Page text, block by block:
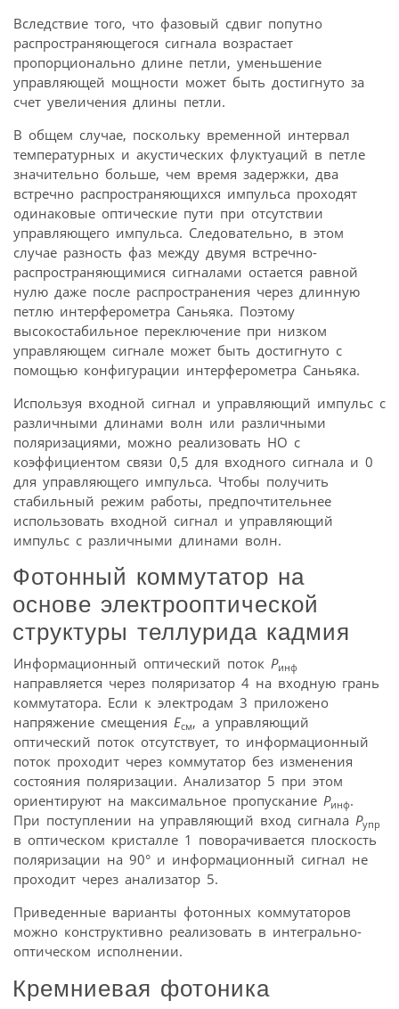
Вследствие того, что фазовый сдвиг попутно
распространяющегося сигнала возрастает
пропорционально длине петли, уменьшение
управляющей мощности может быть достигнуто за
счет увеличения длины петли.
В общем случае, поскольку временной интервал
температурных и акустических флуктуаций в петле
значительно больше, чем время задержки, два
встречно распространяющихся импульса проходят
одинаковые оптические пути при отсутствии
управляющего импульса. Следовательно, в этом
случае разность фаз между двумя встречно-
распространяющимися сигналами остается равной
нулю даже после распространения через длинную
петлю интерферометра Саньяка. Поэтому
высокостабильное переключение при низком
управляющем сигнале может быть достигнуто с
помощью конфигурации интерферометра Саньяка.
Используя входной сигнал и управляющий импульс с
различными длинами волн или различными
поляризациями, можно реализовать НО с
коэффициентом связи 0,5 для входного сигнала и 0
для управляющего импульса. Чтобы получить
стабильный режим работы, предпочтительнее
использовать входной сигнал и управляющий
импульс с различными длинами волн.
Фотонный коммутатор на
основе электрооптической
структуры теллурида кадмия
Информационный оптический поток Ринф
направляется через поляризатор 4 на входную грань
коммутатора. Если к электродам 3 приложено
напряжение смещения Есм, а управляющий
оптический поток отсутствует, то информационный
поток проходит через коммутатор без изменения
состояния поляризации. Анализатор 5 при этом
ориентируют на максимальное пропускание Ринф.
При поступлении на управляющий вход сигнала Рупр
в оптическом кристалле 1 поворачивается плоскость
поляризации на 90° и информационный сигнал не
проходит через анализатор 5.
Приведенные варианты фотонных коммутаторов
можно конструктивно реализовать в интегрально-
оптическом исполнении.
Кремниевая фотоника